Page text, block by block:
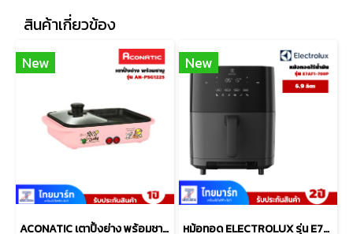
สินค้าเกี่ยวข้อง
New
ACONATIC เตาปิ้งย่าง พร้อมชาบู รุ่น AN-PSG1225
New
หม้อทอด ELECTROLUX รุ่น E7AF1-700P ขนาด6.9 ลิตร